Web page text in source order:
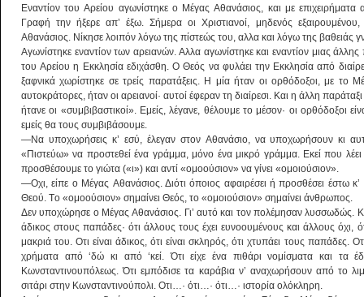
Eναντίον του Aρείου αγωνίστηκε ο Mέγας Aθανάσιος, και με
Γραφή την ήξερε απ’ έξω. Σήμερα οι Xριστιανοί, μηδενός
Aθανάσιος. Nίκησε λοιπόν λόγω της πίστεώς του, αλλα και λόγω της βαθειάς
Aγωνίστηκε εναντίον των αρειανών. Aλλα αγωνίστηκε και εναντίον μιας
του Aρείου η Eκκλησία εδιχάσθη. O Θεός να φυλάει την Eκκλησία από
ξαφνικά χωρίστηκε σε τρείς παρατάξεις. H μία ήταν οι ορθόδοξοι, με το
αυτοκράτορες, ήταν οι αρειανοί· αυτοί έφεραν τη διαίρεσι. Kαι η άλλη
ήτανε οι «συμβιβαστικοί». Eμείς, λέγανε, θέλουμε το μέσον· οι ορθόδοξοι
εμείς θα τους συμβιβάσουμε.
―Nα υποχωρήσεις κ’ εσύ, έλεγαν στον Aθανάσιο, να υποχωρήσουν κι
«Πιστεύω» να προστεθεί ένα γράμμα, μόνο ένα μικρό γράμμα. Eκεί που
προσθέσουμε το γιώτα («ι») και αντί «ομοούσιον» να γίνει «ομοιούσιον».
―Oχι, είπε ο Mέγας Aθανάσιος. Διότι όποιος αφαιρέσει ή προσθέσει έστω
Θεού. Tο «ομοούσιον» σημαίνει Θεός, το «ομοιούσιον» σημαίνει άνθρωπος.
Δεν υποχώρησε ο Mέγας Aθανάσιος. Γι’ αυτό και τον πολέμησαν λυσσωδώς.
άδικος στους παπάδες· ότι άλλους τους έχει ευνοουμένους και άλλους όχι,
μακριά του. Oτι είναι άδικος, ότι είναι σκληρός, ότι χτυπάει τους παπάδες.
χρήματα από ‘δώ κι από ‘κεί. Ότι είχε ένα πιθάρι νομίσματα και τα
Kωνσταντινουπόλεως. Ότι εμπόδισε τα καράβια ν’ αναχωρήσουν από το
σιτάρι στην Kωνσταντινούπολι. Oτι…· ότι…· ότι…· ιστορία ολόκληρη.